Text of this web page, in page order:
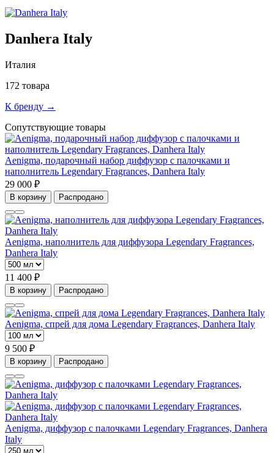
Danhera Italy
Италия
172 товара
К бренду →
Сопутствующие товары
Aenigma, подарочный набор диффузор c палочками и
наполнитель Legendary Fragrances, Danhera Italy
29 000 ₽
В корзину Распродано
Aenigma, наполнитель для диффузора Legendary Fragrances,
Danhera Italy
11 400 ₽
В корзину Распродано
Aenigma, спрей для дома Legendary Fragrances, Danhera Italy
9 500 ₽
В корзину Распродано
Aenigma, диффузор с палочками Legendary Fragrances, Danhera
Italy